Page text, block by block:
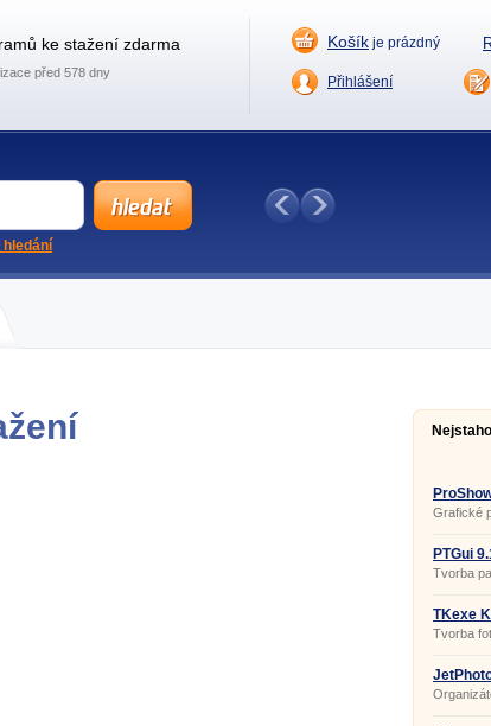
Grafické
PTGui
Tvorba
TKexe
Tvorba
ke stažení zdarma
před 578 dny
Košík je prázdný
Přihlášení
hledání